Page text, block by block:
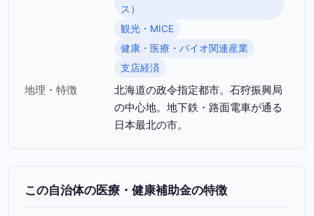
ス）
観光・MICE
健康・医療・バイオ関連産業
支店経済
地理・特徴
北海道の政令指定都市。石狩振興局
の中心地。地下鉄・路面電車が通る
日本最北の市。
この自治体の医療・健康補助金の特徴